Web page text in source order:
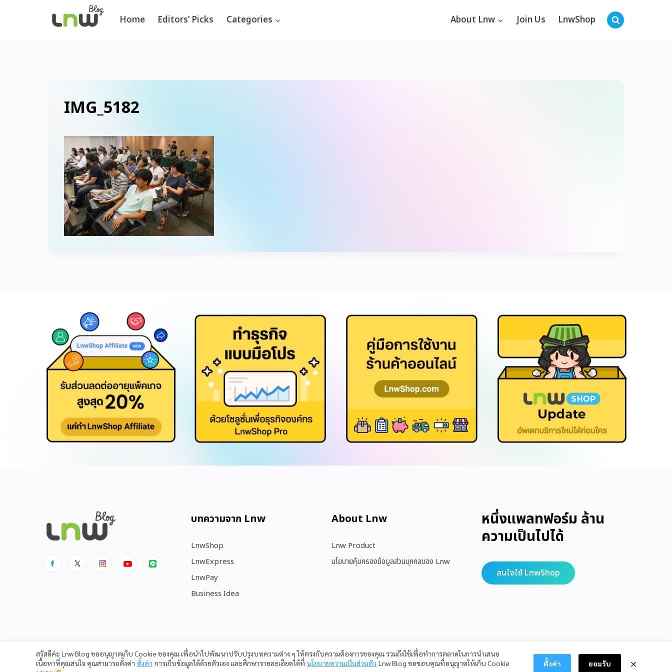
Home Editors’ Picks Categories About Lnw Join Us LnwShop
IMG_5182
บทความจาก Lnw
LnwShop
LnwExpress
LnwPay
Business Idea
About Lnw​
Lnw Product
นโยบายคุ้มครองข้อมูลส่วนบุคคลของ Lnw
หนึ่งแพลทฟอร์ม ล้าน
ความเป็นไปได้
สนใจใช้ LnwShop
Copyright © 2023 LnwShop Company Limited
สวัสดีค่ะ Lnw Blog ขออนุญาตเก็บ Cookie ของคุณ เพื่อนำไปพัฒนาปรับปรุงบทความต่าง ๆ ให้ตรงกับความต้องการของคุณ รวมถึงใช้เพื่อทำการตลาดในการนำเสนอ
เนื้อหาที่คุณสนใจ คุณสามารถตั้งค่า ตั้งค่า การเก็บข้อมูลได้ด้วยตัวเอง และศึกษารายละเอียดได้ที่ นโยบายความเป็นส่วนตัว Lnw Blog ขอขอบคุณที่อนุญาตให้เก็บ Cookie
ตั้งค่า ยอมรับ